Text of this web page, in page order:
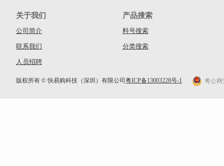
关于我们
公司简介
联系我们
人员招聘
产品搜索
料号搜索
分类搜索
版权所有 © 快易购科技（深圳）有限公司 粤ICP备13003228号-1 粤公网